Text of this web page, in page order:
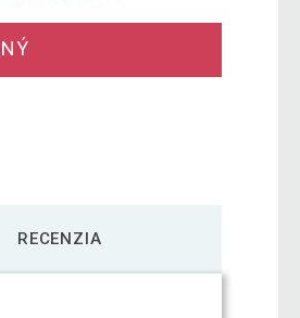
cm 7,39 €
RECENZIA